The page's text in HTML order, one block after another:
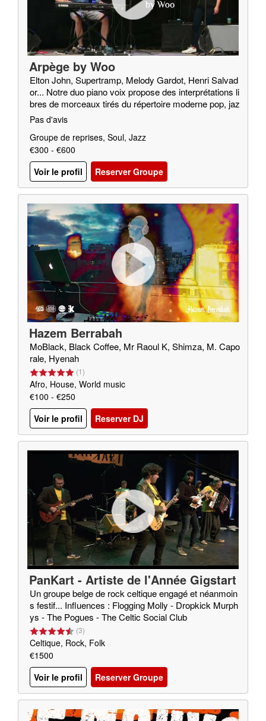
Arpège by Woo
Elton John, Supertramp, Melody Gardot, Henri Salvad
or... Notre duo piano voix propose des interprétations li
bres de morceaux tirés du répertoire moderne pop, jaz
z, soul…
Pas d'avis
Groupe de reprises, Soul, Jazz
€300 - €600
Voir le profil
Reserver Groupe
Hazem Berrabah
MoBlack, Black Coffee, Mr Raoul K, Shimza, M. Capo
rale, Hyenah
(1)
Afro, House, World music
€100 - €250
Voir le profil
Reserver DJ
PanKart - Artiste de l'Année Gigstart
er 2020
Un groupe belge de rock celtique engagé et néanmoin
s festif... Influences : Flogging Molly - Dropkick Murph
ys - The Pogues - The Celtic Social Club
(3)
Celtique, Rock, Folk
€1500
Voir le profil
Reserver Groupe